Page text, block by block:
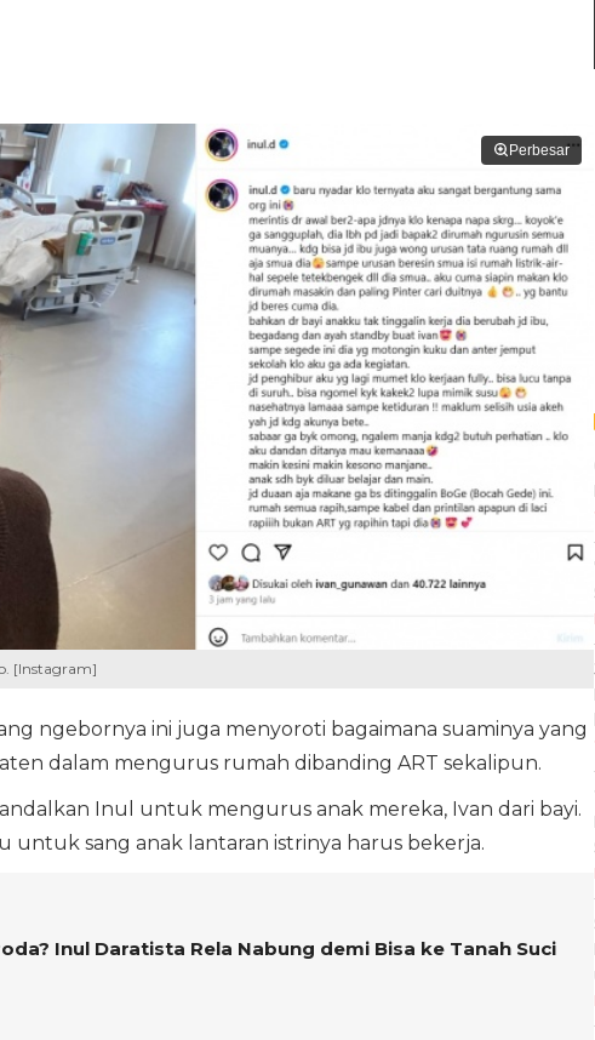
Perbesar
[Instagram]
ngebornya ini juga menyoroti bagaimana suaminya yang
dalam mengurus rumah dibanding ART sekalipun.
Inul untuk mengurus anak mereka, Ivan dari bayi.
untuk sang anak lantaran istrinya harus bekerja.
Inul Daratista Rela Nabung demi Bisa ke Tanah Suci